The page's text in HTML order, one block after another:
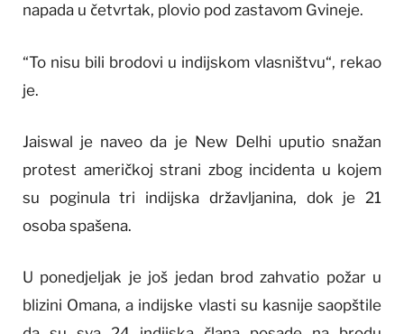
napada u četvrtak, plovio pod zastavom Gvineje.
“To nisu bili brodovi u indijskom vlasništvu“, rekao
je.
Jaiswal je naveo da je New Delhi uputio snažan
protest američkoj strani zbog incidenta u kojem
su poginula tri indijska državljanina, dok je 21
osoba spašena.
U ponedjeljak je još jedan brod zahvatio požar u
blizini Omana, a indijske vlasti su kasnije saopštile